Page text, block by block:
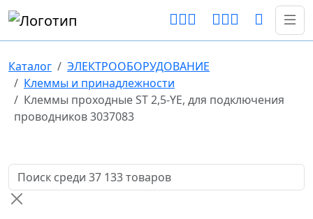
Каталог
ЭЛЕКТРООБОРУДОВАНИЕ
Клеммы и принадлежности
Клеммы проходные ST 2,5-YE, для подключения
проводников 3037083
Поиск товаров по названию или артикулу